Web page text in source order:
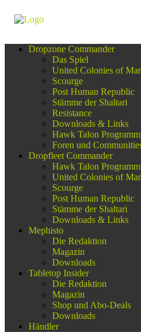
Dropzone Commander
Das Spiel
United Colonies of
Scourge
Post Human Republic
Stämme der Shaltari
Resistance
Downloads & Links
Hawk Talon Programm
Foren und
Dropfleet Commander
Hawk Talon Programm
United Colonies of
Scourge
Post Human Republic
Stämme der Shaltari
Downloads & Links
Mephisto
Die Redaktion
Magazin
Downloads
Tabletop Insider
Die Redaktion
Magazin
Shop und Abo-Deals
Downloads
Händler